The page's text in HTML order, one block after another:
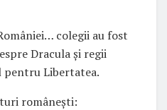
colegii au fost
Dracula și regii
pentru Libertatea.
românești: